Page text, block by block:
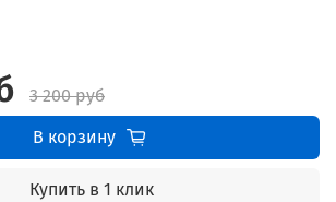
3 200 руб
В корзину
Купить в 1 клик